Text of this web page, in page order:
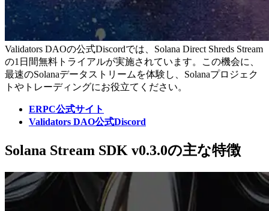
Validators DAOの公式Discordでは、Solana Direct Shreds Stream
の1日間無料トライアルが実施されています。この機会に、
最速のSolanaデータストリームを体験し、Solanaプロジェク
トやトレーディングにお役立てください。
ERPC公式サイト
Validators DAO公式Discord
Solana Stream SDK v0.3.0の主な特徴